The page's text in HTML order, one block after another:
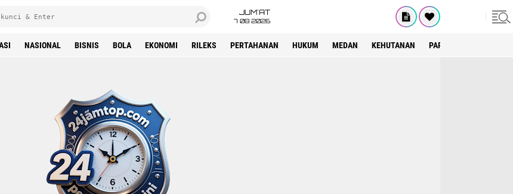
JUM'AT
7 08 2026
NASIONAL BISNIS BOLA EKONOMI RILEKS PERTAHANAN HUKUM MEDAN KEHUTANAN PARIWISATA